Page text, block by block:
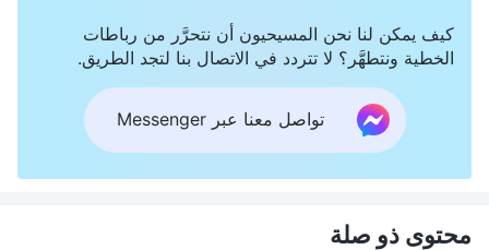
كيف يمكن لنا نحن المسيحيون أن نتحرَّر من رباطات
الخطية ونتطهَّر؟ لا تتردد في الاتصال بنا لتجد الطريق.
تواصل معنا عبر Messenger
محتوى ذو صلة